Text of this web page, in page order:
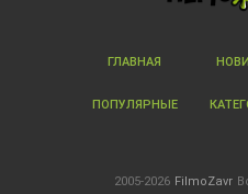
ГЛАВНАЯ
ПОПУЛЯРНЫЕ
2005-2026 FilmoZavr